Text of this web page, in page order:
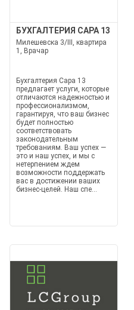
БУХГАЛТЕРИЯ САРА 13
Милешевска 3/III, квартира
1, Врачар
Бухгалтерия Сара 13
предлагает услуги, которые
отличаются надежностью и
профессионализмом,
гарантируя, что ваш бизнес
будет полностью
соответствовать
законодательным
требованиям. Ваш успех —
это и наш успех, и мы с
нетерпением ждем
возможности поддержать
вас в достижении ваших
бизнес-целей. Наш спе...